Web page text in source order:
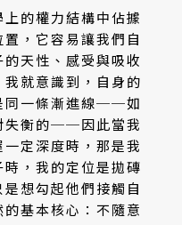
的權力結構中佔據
，它容易讓我們自
天性、感受與吸收
就意識到，自身的
同一條漸進線──如
失衡的──因此當我
定深度時，那是我
，我的定位是拋磚
想勾起他們接觸自
基本核心：不隨意